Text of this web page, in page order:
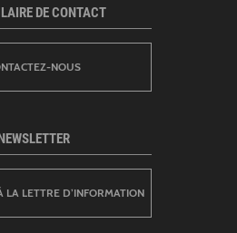
DE CONTACT
NOUS
LA LETTRE D’INFORMATION